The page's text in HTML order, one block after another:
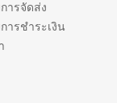
ารจัดส่ง
ารชำระเงิน